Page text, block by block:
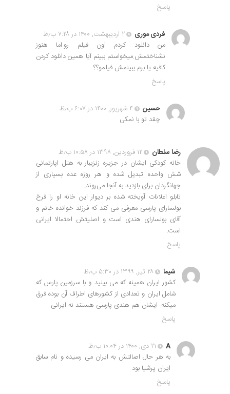
پاسخ
فردی موری
۲ اردیبهشت, ۱۴۰۰ در ۷:۲۸ ب٫ظ
من دانلود کردم اون فیلم رو.اما هنوز
نشناختمش.میخواستم ببینم آیا همین دانلود کردن
کافیه یا برم ببینمش فیلمو؟؟
پاسخ
حسین
۴ شهریور, ۱۴۰۰ در ۶:۰۷ ب٫ظ
چقد تو با نمکی
رضا سلطان
۱۲ فروردین, ۱۳۹۸ در ۱۰:۵۸ ب٫ظ
خانه کودکی ایشان در جزیره زنزیبار به هتل اپارتمانی
شش واحده تبدیل شده و هر روزه عده بسیاری از
جهانگردان برای بازدید به آنجا می‌روند.
تابلو اعلانات آویخته شده بر دیوار این خانه او را فرخ
بولسارای پارسی معرفی می کند که فرزند خوانده خانم و
آقای بولسارای هندی است و اصلیتش احتمالا ایرانی
است.
پاسخ
شیما
۲۸ تیر, ۱۳۹۹ در ۵:۳۰ ب٫ظ
کشور ایران همینه که می بینید و با سرزمین پارس که
شامل ایران و تعدادی از کشورهای اطراف آن بوده فرق
میکنه. ایشان هم هندی پارسی هستند نه ایرانی
پاسخ
A
۲۱ دی, ۱۴۰۰ در ۱۰:۰۴ ب٫ظ
به هر حال اصالتش به ایران می رسیده و نام سابق
ایران پرشیا بود
پاسخ